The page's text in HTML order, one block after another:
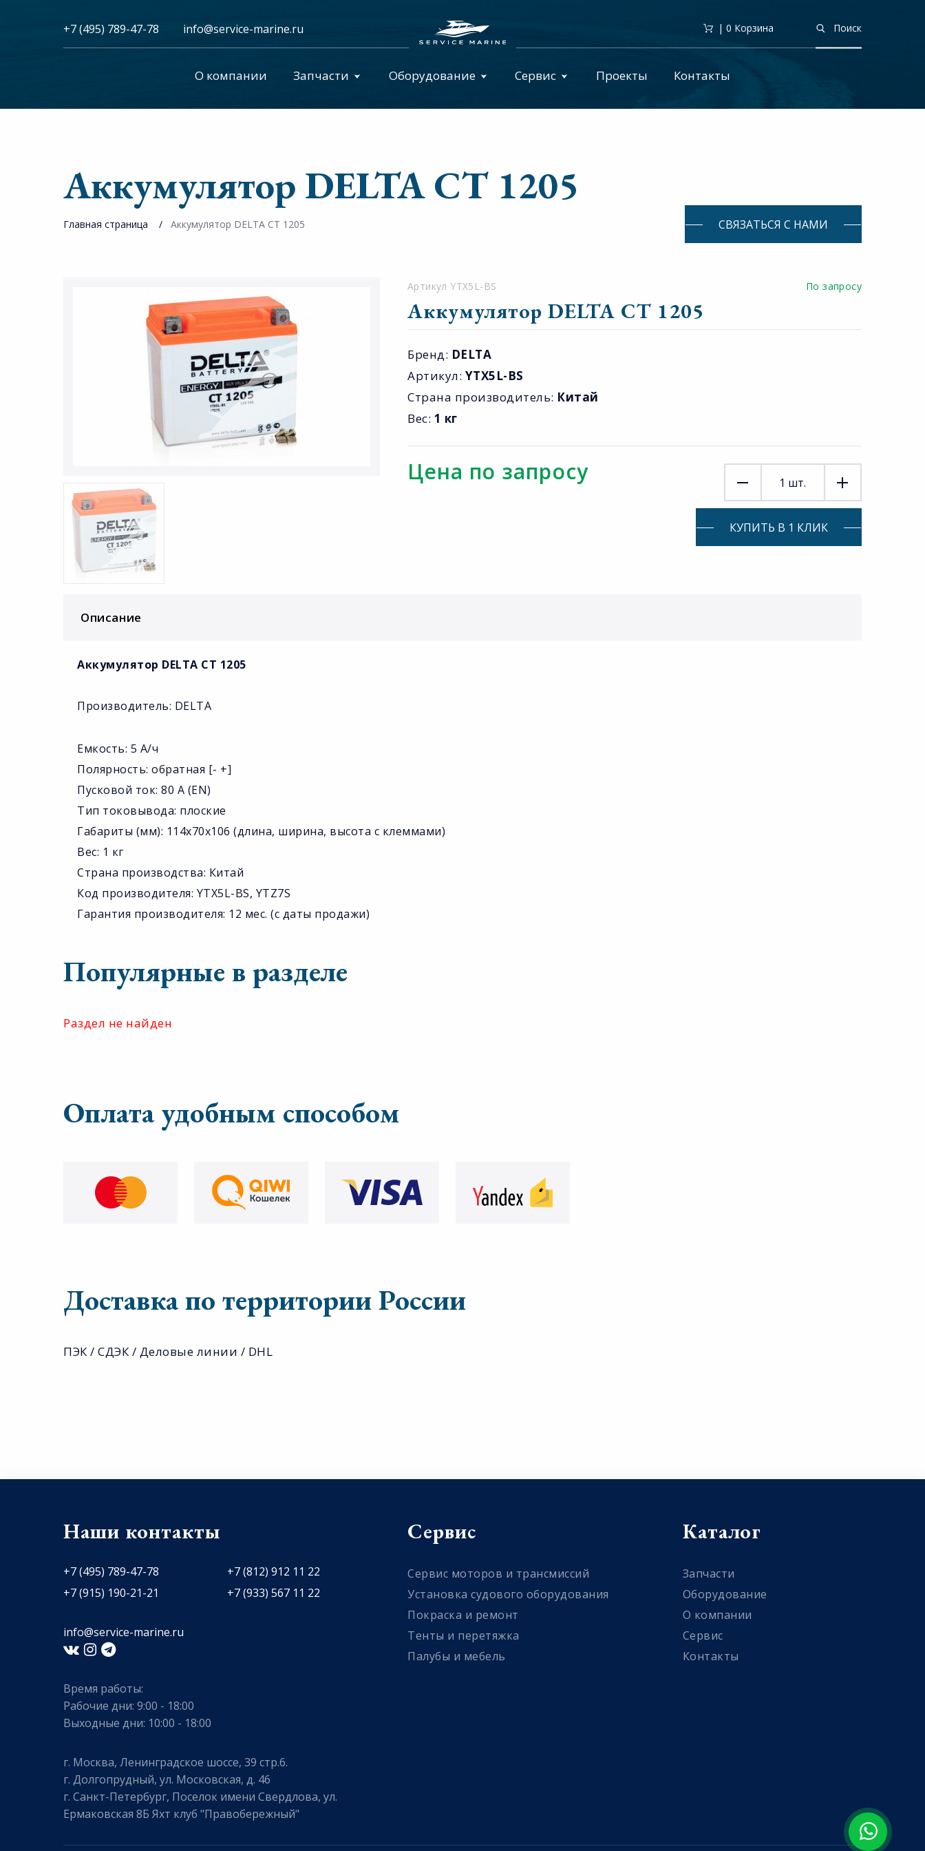
+7 (495) 789-47-78 info@service-marine.ru​​ Поиск
| 0 Корзина
О компании Запчасти Оборудование Сервис Проекты Контакты
Аккумулятор DELTA CT 1205
Главная страница Аккумулятор DELTA CT 1205 СВЯЗАТЬСЯ С НАМИ
Артикул YTX5L-BS По запросу
Аккумулятор DELTA CT 1205
Бренд: DELTA
Артикул: YTX5L-BS
Страна производитель: Китай
Вес: 1 кг
Цена по запросу 1 шт.
КУПИТЬ В 1 КЛИК
Описание
Аккумулятор DELTA CT 1205
Производитель: DELTA
Емкость: 5 А/ч
Полярность: обратная [- +]
Пусковой ток: 80 А (EN)
Тип токовывода: плоские
Габариты (мм): 114x70x106 (длина, ширина, высота с клеммами)
Вес: 1 кг
Страна производства: Китай
Код производителя: YTX5L-BS, YTZ7S
Гарантия производителя: 12 мес. (с даты продажи)
Популярные в разделе
Раздел не найден
Оплата удобным способом
Доставка по территории России
ПЭК / СДЭК / Деловые линии / DHL
Наши контакты
+7 (495) 789-47-78
+7 (812) 912 11 22
+7 (915) 190-21-21
+7 (933) 567 11 22
info@service-marine.ru​​
Время работы:
Рабочие дни: 9:00 - 18:00
Выходные дни: 10:00 - 18:00
г. Москва, Ленинградское шоссе, 39 стр.6.
г. Долгопрудный, ул. Московская, д. 46
г. Санкт-Петербург, Поселок имени Свердлова, ул.
Ермаковская 8Б Яхт клуб "Правобережный"
Сервис
Сервис моторов и трансмиссий
Установка судового оборудования
Покраска и ремонт
Тенты и перетяжка
Палубы и мебель
Каталог
Запчасти
Оборудование
О компании
Сервис
Контакты